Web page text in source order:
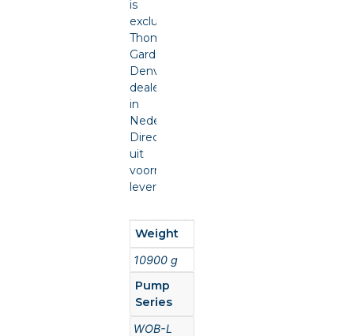
is
exclusief
Thomas
Gardner
Denver
dealer
in
Nederland.
Direct
uit
voorraad
leverbaar.
Weight
10900 g
Pump
Series
WOB-L